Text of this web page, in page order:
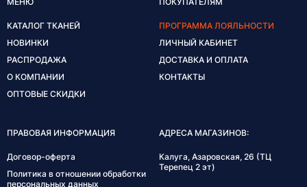
КАТАЛОГ ТКАНЕЙ
НОВИНКИ
РАСПРОДАЖА
О КОМПАНИИ
ОПТОВЫЕ СКИДКИ
ПРОГРАММА ЛОЯЛЬНОСТИ
ЛИЧНЫЙ КАБИНЕТ
ДОСТАВКА И ОПЛАТА
КОНТАКТЫ
ПРАВОВАЯ ИНФОРМАЦИЯ
Договор-оферта
Политика в отношении обработки
персональных данных
АДРЕСА МАГАЗИНОВ:
Калуга, Азаровская, 26 (ТЦ
Терепец 2 эт)